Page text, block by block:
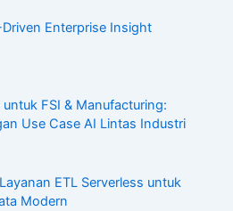
Enterprise Insight
FSI & Manufacturing:
Use Case AI Lintas Industri
ETL Serverless untuk
Modern